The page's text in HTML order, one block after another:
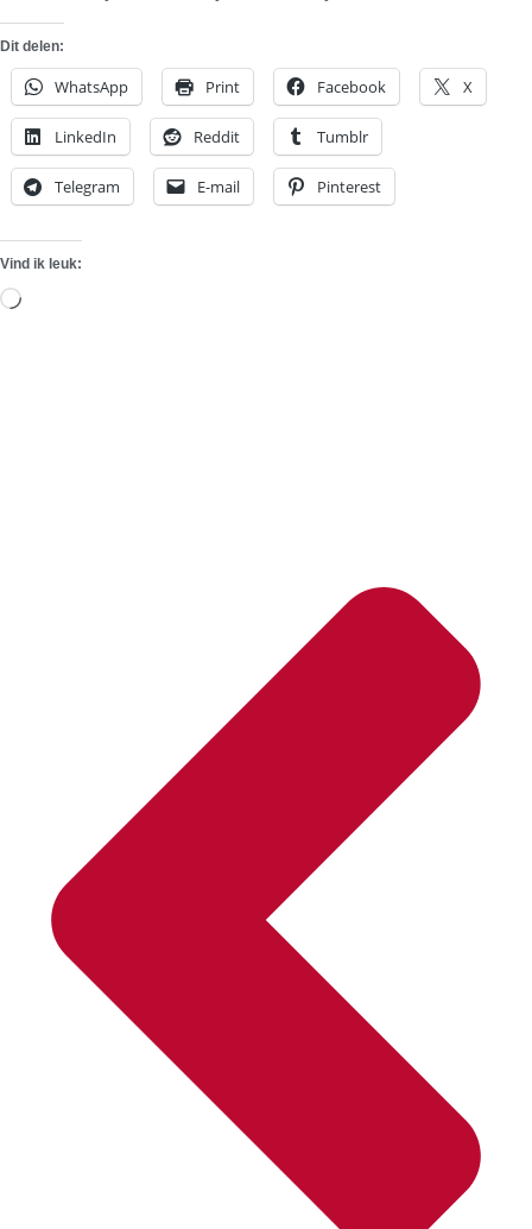
Dit delen:
WhatsApp Print Facebook X
LinkedIn Reddit Tumblr
Telegram E-mail Pinterest
Vind ik leuk:
Aan